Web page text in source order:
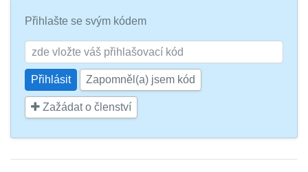
Přihlašte se svým kódem
Zapomněl(a) jsem kód
Zažádat o členství